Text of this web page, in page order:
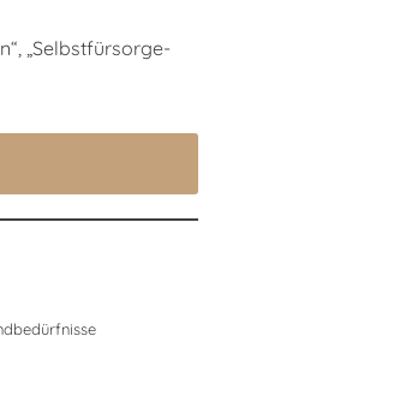
„Selbstfürsorge-